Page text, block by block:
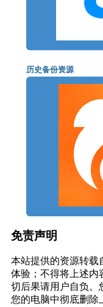
胜你的敌人。
正统学习或江湖奇
历史备份资源
免责声明
本站提供的资源转载
体验；不得将上述内
切后果请用户自负。
您的电脑中彻底删除